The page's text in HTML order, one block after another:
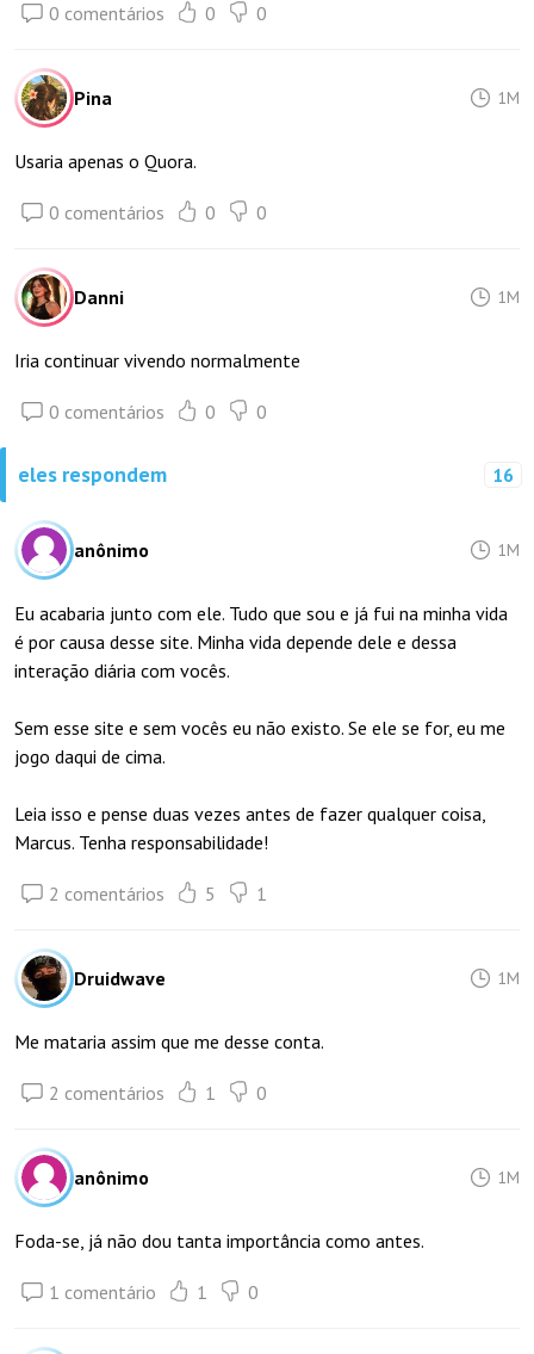
0 comentários 0 0
Pina 1M
Usaria apenas o Quora.
0 comentários 0 0
Danni 1M
Iria continuar vivendo normalmente
0 comentários 0 0
eles respondem 16
anônimo 1M
Eu acabaria junto com ele. Tudo que sou e já fui na minha vida
é por causa desse site. Minha vida depende dele e dessa
interação diária com vocês.
Sem esse site e sem vocês eu não existo. Se ele se for, eu me
jogo daqui de cima.
Leia isso e pense duas vezes antes de fazer qualquer coisa,
Marcus. Tenha responsabilidade!
2 comentários 5 1
Druidwave 1M
Me mataria assim que me desse conta.
2 comentários 1 0
anônimo 1M
Foda-se, já não dou tanta importância como antes.
1 comentário 1 0